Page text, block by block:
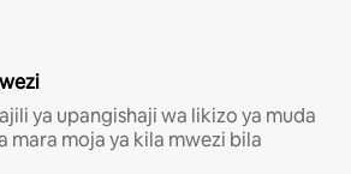
ya upangishaji wa likizo ya muda
mara moja ya kila mwezi bila